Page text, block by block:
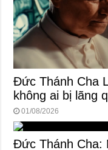
Đức Thánh Cha
không ai bị lãng
01/08/2026
Đức Thánh Cha: